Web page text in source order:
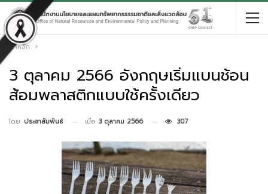
หน้าหลัก
3 ตุลาคม 2566 อังกฤษเริ่มแบนช้อน
ส้อมพลาสติกแบบใช้ครั้งเดียว
โดย ประชาสัมพันธ์ เมื่อ 3 ตุลาคม 2566 307